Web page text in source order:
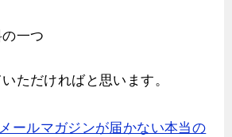
一つ
ただければと思います。
ールマガジンが届かない本当の